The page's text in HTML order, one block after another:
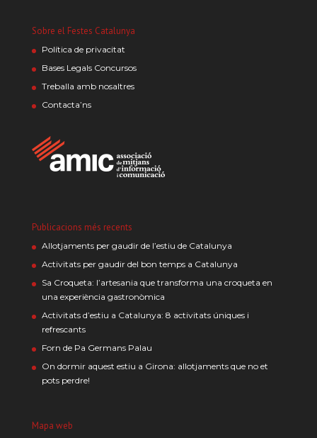
Sobre el Festes Catalunya
Política de privacitat
Bases Legals Concursos
Treballa amb nosaltres
Contacta’ns
Publicacions més recents
Allotjaments per gaudir de l’estiu de Catalunya
Activitats per gaudir del bon temps a Catalunya
Sa Croqueta: l’artesania que transforma una croqueta en
una experiència gastronòmica
Activitats d’estiu a Catalunya: 8 activitats úniques i
refrescants
Forn de Pa Germans Palau
On dormir aquest estiu a Girona: allotjaments que no et
pots perdre!
Mapa web